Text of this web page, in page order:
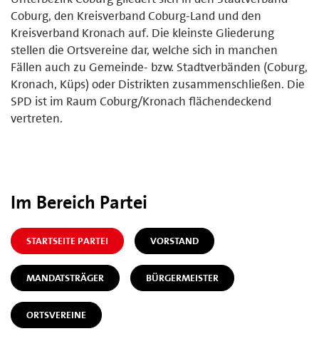
Coburg, den Kreisverband Coburg-Land und den
Kreisverband Kronach auf. Die kleinste Gliederung
stellen die Ortsvereine dar, welche sich in manchen
Fällen auch zu Gemeinde- bzw. Stadtverbänden (Coburg,
Kronach, Küps) oder Distrikten zusammenschließen. Die
SPD ist im Raum Coburg/Kronach flächendeckend
vertreten.
Im Bereich Partei
STARTSEITE PARTEI VORSTAND
MANDATSTRÄGER BÜRGERMEISTER
ORTSVEREINE